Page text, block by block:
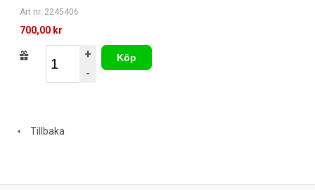
Art nr. 2245406
700,00 kr
+
-
Köp
Tillbaka